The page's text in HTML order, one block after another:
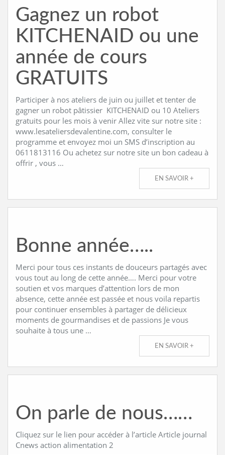
Gagnez un robot
KITCHENAID ou une
année de cours
GRATUITS
Participer à nos ateliers de juin ou juillet et tenter de
gagner un robot pâtissier KITCHENAID ou 10 Ateliers
gratuits pour les mois à venir Allez vite sur notre site :
www.lesateliersdevalentine.com, consulter le
programme et envoyez moi un SMS d’inscription au
0611813116 Ou achetez sur notre site un bon cadeau à
offrir , vous …
EN SAVOIR +
Bonne année…..
Merci pour tous ces instants de douceurs partagés avec
vous tout au long de cette année…. Merci pour votre
soutien et vos marques d’attention lors de mon
absence, cette année est passée et nous voila repartis
pour continuer ensembles à partager de délicieux
moments de gourmandises et de passions Je vous
souhaite à tous une …
EN SAVOIR +
On parle de nous……
Cliquez sur le lien pour accéder à l’article Article journal
Cnews action alimentation 2